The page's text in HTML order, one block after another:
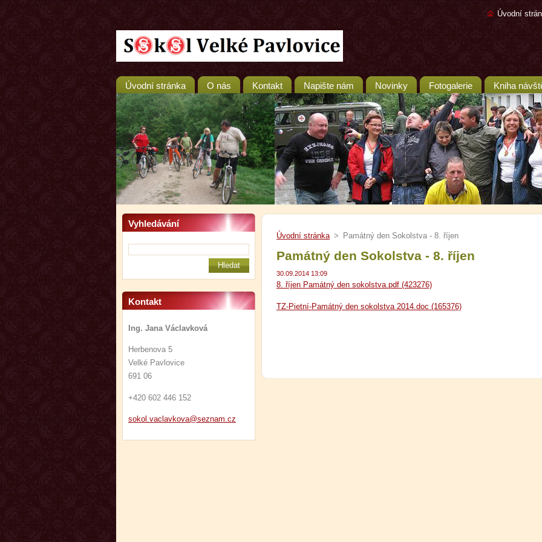
Úvodní
Úvodní stránka O nás Kontakt Napište nám Novinky Fotogalerie Kniha
Vyhledávání
Kontakt
Ing. Jana Václavková
Herbenova 5
Velké Pavlovice
691 06
+420 602 446 152
sokol.vaclavkova@seznam. cz
Úvodní stránka > Památný den Sokolstva - 8. říjen
Památný den Sokolstva - 8. říjen
30.09.2014 13:09
8. říjen Památný den sokolstva.pdf (423276)
TZ-Pietní-Památný den sokolstva 2014.doc (165376)